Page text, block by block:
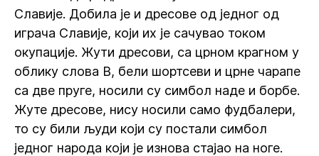
Славије. Добила је и дресове од једног од
играча Славије, који их је сачувао током
окупације. Жути дресови, са црном крагном у
облику слова В, бели шортсеви и црне чарапе
са две пруге, носили су симбол наде и борбе.
Жуте дресове, нису носили само фудбалери,
то су били људи који су постали симбол
једног народа који је изнова стајао на ноге.